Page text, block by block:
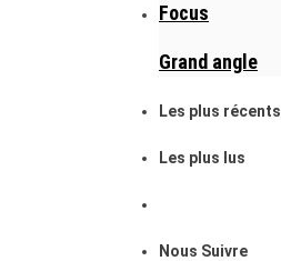
Focus
Grand angle
Les plus récents
Les plus lus
Nous Suivre